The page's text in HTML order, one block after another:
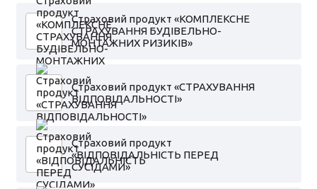
Страховий продукт «КОМПЛЕКСНЕ
СТРАХУВАННЯ БУДІВЕЛЬНО-
МОНТАЖНИХ РИЗИКІВ»
Страховий продукт «СТРАХУВАННЯ
ВІДПОВІДАЛЬНОСТІ»
Страховий продукт
«ВІДПОВІДАЛЬНІСТЬ ПЕРЕД
СУСІДАМИ»